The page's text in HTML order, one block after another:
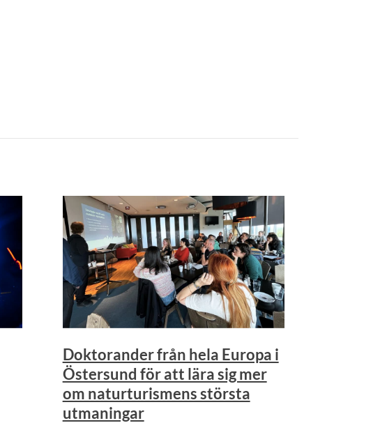
Doktorander från hela Europa i
Östersund för att lära sig mer
om naturturismens största
utmaningar